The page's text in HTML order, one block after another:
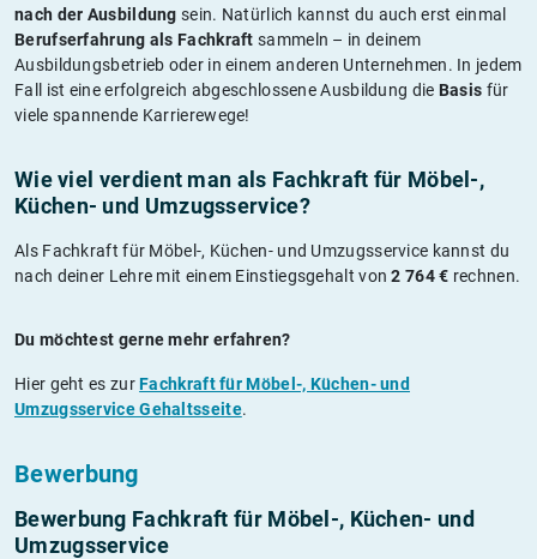
nach der Ausbildung sein. Natürlich kannst du auch erst einmal
Berufserfahrung als Fachkraft sammeln – in deinem
Ausbildungsbetrieb oder in einem anderen Unternehmen. In jedem
Fall ist eine erfolgreich abgeschlossene Ausbildung die Basis für
viele spannende Karrierewege!
Wie viel verdient man als Fachkraft für Möbel-,
Küchen- und Umzugsservice?
Als Fachkraft für Möbel-, Küchen- und Umzugsservice kannst du
nach deiner Lehre mit einem Einstiegsgehalt von2 764 € rechnen.
Du möchtest gerne mehr erfahren?
Hier geht es zurFachkraft für Möbel-, Küchen- und
Umzugsservice Gehaltsseite.
Bewerbung
Bewerbung Fachkraft für Möbel-, Küchen- und
Umzugsservice